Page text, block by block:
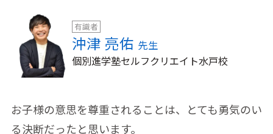
有識者
沖津 亮佑 先生
個別進学塾セルフクリエイト水戸校
お子様の意思を尊重されることは、とても勇気のい
る決断だったと思います。